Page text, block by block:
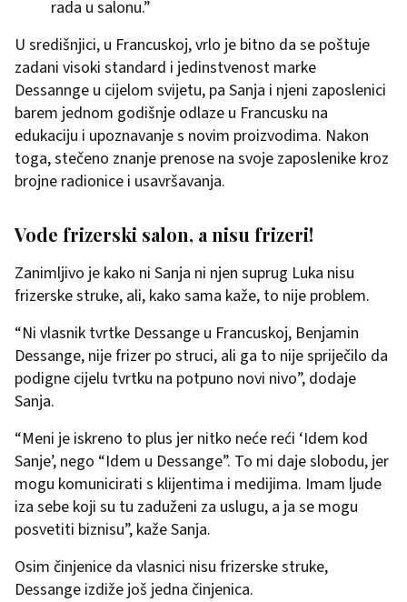
rada u salonu.”
U središnjici, u Francuskoj, vrlo je bitno da se poštuje
zadani visoki standard i jedinstvenost marke
Dessannge u cijelom svijetu, pa Sanja i njeni zaposlenici
barem jednom godišnje odlaze u Francusku na
edukaciju i upoznavanje s novim proizvodima. Nakon
toga, stečeno znanje prenose na svoje zaposlenike kroz
brojne radionice i usavršavanja.
Vode frizerski salon, a nisu frizeri!
Zanimljivo je kako ni Sanja ni njen suprug Luka nisu
frizerske struke, ali, kako sama kaže, to nije problem.
“Ni vlasnik tvrtke Dessange u Francuskoj, Benjamin
Dessange, nije frizer po struci, ali ga to nije spriječilo da
podigne cijelu tvrtku na potpuno novi nivo”, dodaje
Sanja.
“Meni je iskreno to plus jer nitko neće reći ‘Idem kod
Sanje’, nego “Idem u Dessange”. To mi daje slobodu, jer
mogu komunicirati s klijentima i medijima. Imam ljude
iza sebe koji su tu zaduženi za uslugu, a ja se mogu
posvetiti biznisu”, kaže Sanja.
Osim činjenice da vlasnici nisu frizerske struke,
Dessange izdiže još jedna činjenica.